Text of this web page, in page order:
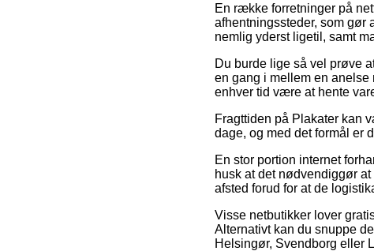
En række forretninger på
afhentningssteder, som gør
nemlig yderst ligetil, samt
Du burde lige så vel prøve
en gang i mellem en anelse
enhver tid være at hente
Fragttiden på Plakater kan
dage, og med det formål er
En stor portion internet
husk at det nødvendiggør
afsted forud for at de
Visse netbutikker lover
Alternativt kan du snuppe
Helsingør, Svendborg eller